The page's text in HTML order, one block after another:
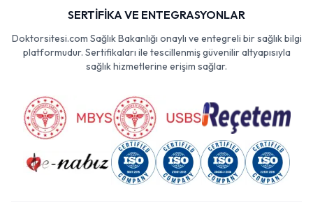
SERTİFİKA VE ENTEGRASYONLAR
Doktorsitesi.com Sağlık Bakanlığı onaylı ve entegreli bir sağlık bilgi
platformudur. Sertifikaları ile tescillenmiş güvenilir altyapısıyla
sağlık hizmetlerine erişim sağlar.